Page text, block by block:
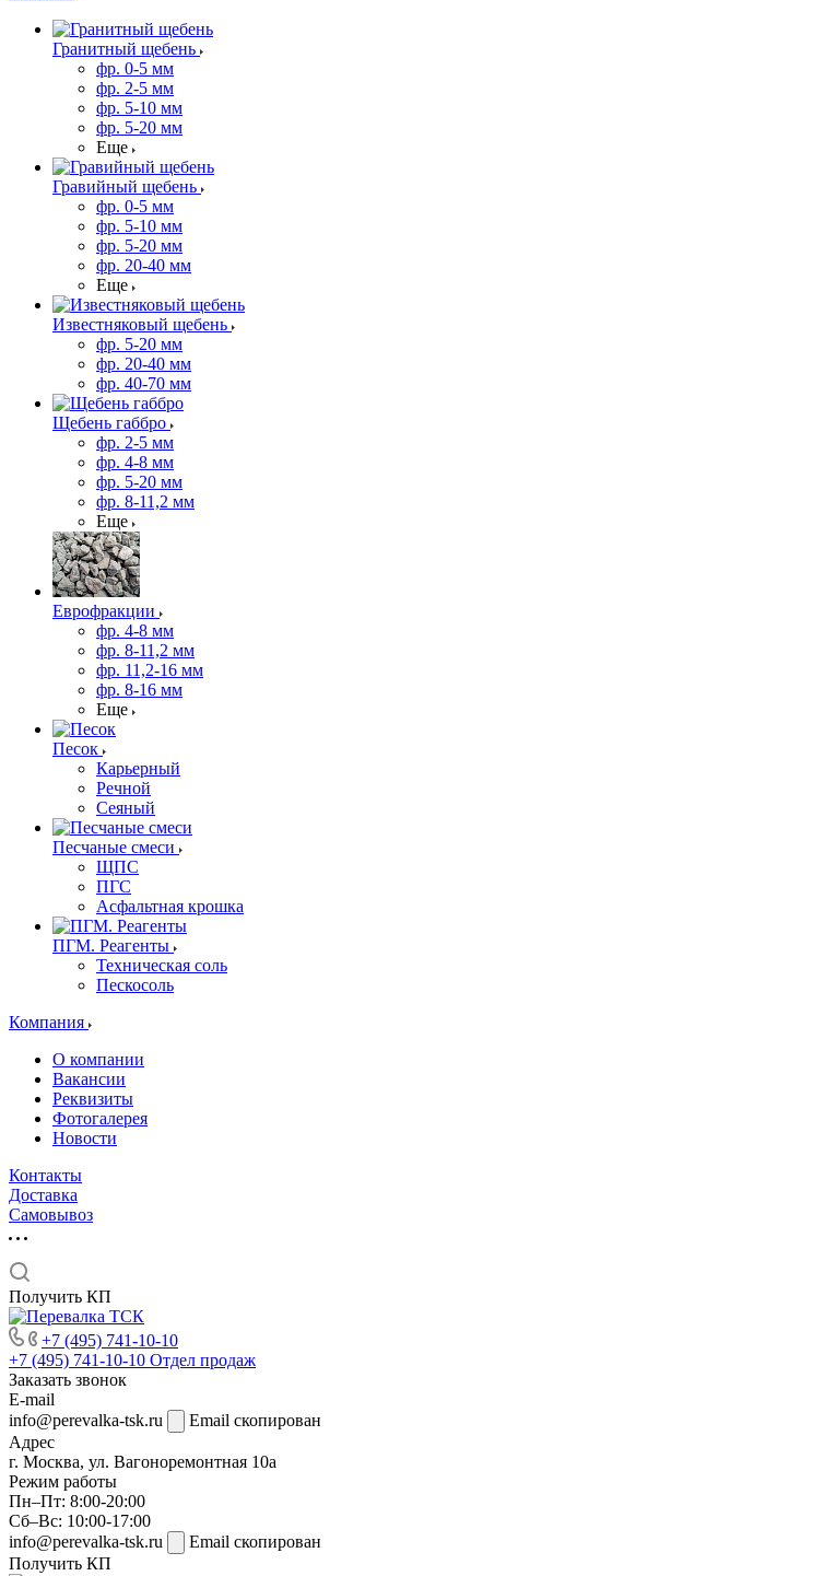
Гранитный щебень
фр. 0-5 мм
фр. 2-5 мм
фр. 5-10 мм
фр. 5-20 мм
Еще
Гравийный щебень
фр. 0-5 мм
фр. 5-10 мм
фр. 5-20 мм
фр. 20-40 мм
Еще
Известняковый щебень
фр. 5-20 мм
фр. 20-40 мм
фр. 40-70 мм
Щебень габбро
фр. 2-5 мм
фр. 4-8 мм
фр. 5-20 мм
фр. 8-11,2 мм
Еще
Еврофракции
фр. 4-8 мм
фр. 8-11,2 мм
фр. 11,2-16 мм
фр. 8-16 мм
Еще
Песок
Карьерный
Речной
Сеяный
Песчаные смеси
ЩПС
ПГС
Асфальтная крошка
ПГМ. Реагенты
Техническая соль
Пескосоль
Компания
О компании
Вакансии
Реквизиты
Фотогалерея
Новости
Контакты
Доставка
Самовывоз
Получить КП
+7 (495) 741-10-10
+7 (495) 741-10-10 Отдел продаж
Заказать звонок
E-mail
info@perevalka-tsk.ru
Email скопирован
Адрес
г. Москва, ул. Вагоноремонтная 10а
Режим работы
Пн–Пт: 8:00-20:00
Сб–Вс: 10:00-17:00
info@perevalka-tsk.ru
Email скопирован
Получить КП